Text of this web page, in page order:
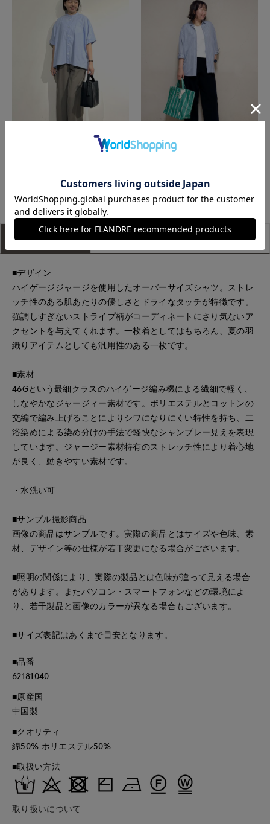
もっと見る
アイテム説明 サイズ詳細 購入レビュー
■デザイン
ハイゲージジャージを使用したオーバーサイズシャツ。ストレ
ッチ性のある肌あたりの優しさとドライなタッチが特徴です。
強調しすぎないストライプ柄がコーディネートにさり気ないア
クセントを与えてくれます。一枚着としてはもちろん、夏の羽
織りアイテムとしても汎用性のある一枚です。
■素材
46Gという最細クラスのハイゲージ編み機による繊細で軽く、
しなやかなジャージィー素材です。ポリエステルとコットンの
交編で編み上げることによりシワになりにくい特性を持ち、二
浴染めによる染め分けの手法で軽快なシャンブレー見えを表現
しています。ジャージー素材特有のストレッチ性により着心地
が良く、動きやすい素材です。
・水洗い可
■サンプル撮影商品
画像の商品はサンプルです。実際の商品とはサイズや色味、素
材、デザイン等の仕様が若干変更になる場合がございます。
■照明の関係により、実際の製品とは色味が違って見える場合
があります。またパソコン・スマートフォンなどの環境によ
り、若干製品と画像のカラーが異なる場合もございます。
■サイズ表記はあくまで目安となります。
■品番
62181040
■原産国
中国製
■クオリティ
綿50% ポリエステル50%
■取扱い方法
取り扱いについて